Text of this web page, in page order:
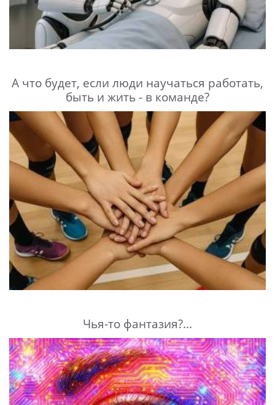
А что будет, если люди научаться работать,
быть и жить - в команде?
Чья-то фантазия?...